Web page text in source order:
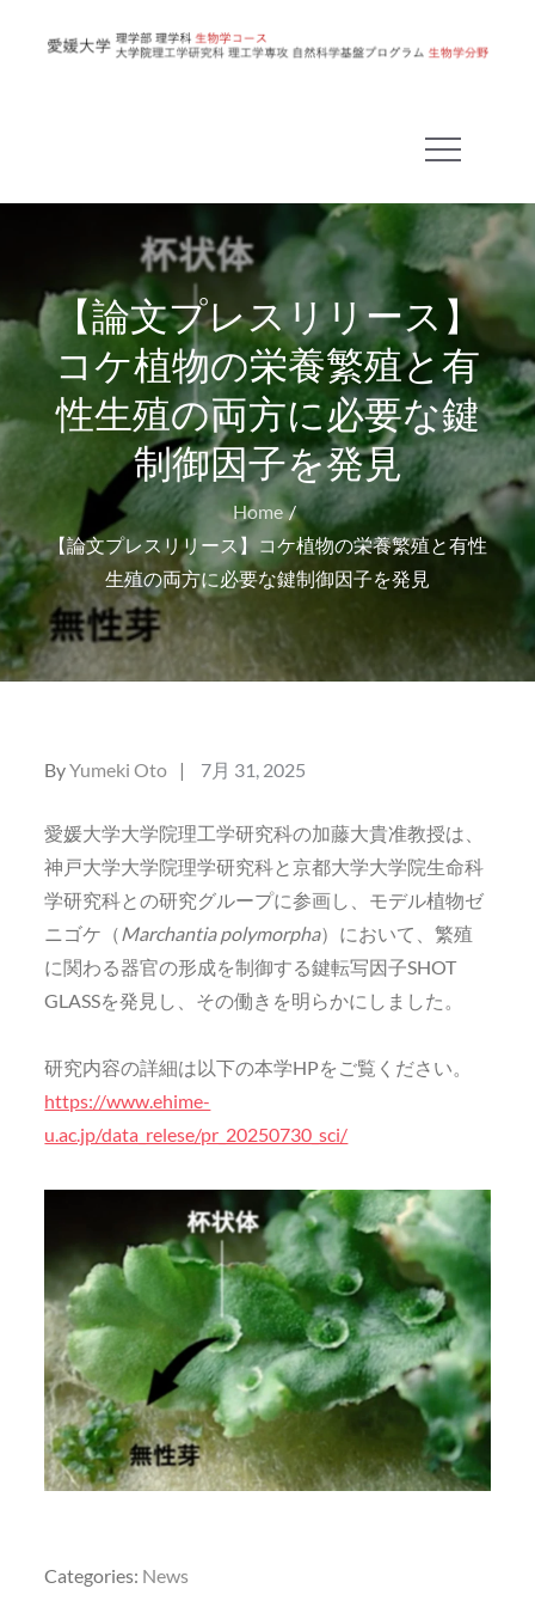
理
学
部
生
物
学
コ
ー
ス
【論文プレスリリース】
コケ植物の栄養繁殖と有
性生殖の両方に必要な鍵
制御因子を発見
Home
【論文プレスリリース】コケ植物の栄養繁殖と有性
生殖の両方に必要な鍵制御因子を発見
ByYumeki Oto
Posted
7月 31, 2025
愛媛大学大学院理工学研究科の加藤大貴准教授は、
神戸大学大学院理学研究科と京都大学大学院生命科
学研究科との研究グループに参画し、モデル植物ゼ
ニゴケ（Marchantia polymorpha）において、繁殖
に関わる器官の形成を制御する鍵転写因子SHOT
GLASSを発見し、その働きを明らかにしました。
研究内容の詳細は以下の本学HPをご覧ください。
https://www.ehime-
u.ac.jp/data_relese/pr_20250730_sci/
Categories: News